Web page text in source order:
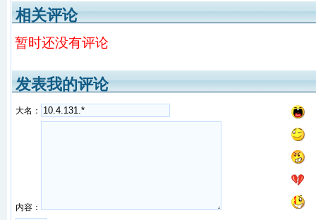
相关评论
暂时还没有评论
发表我的评论
大名：
内容：